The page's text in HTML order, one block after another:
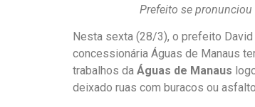
Prefeito se
Nesta sexta (28/3), o prefeito
concessionária Águas de Manaus
trabalhos da Águas de Manaus
deixado ruas com buracos ou